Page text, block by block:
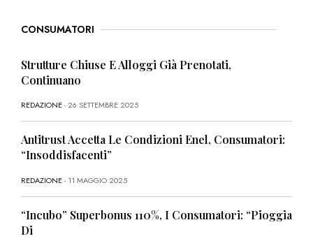
CONSUMATORI
Strutture Chiuse E Alloggi Già Prenotati,
Continuano
REDAZIONE- 26 SETTEMBRE 2025
Antitrust Accetta Le Condizioni Enel, Consumatori:
“Insoddisfacenti”
REDAZIONE- 11 MAGGIO 2025
“Incubo” Superbonus 110%, I Consumatori: “Pioggia
Di